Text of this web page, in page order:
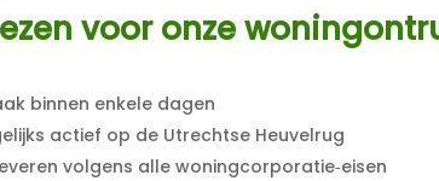
voor onze
binnen enkele dagen
actief op de Utrechtse Heuvelrug
volgens alle woningcorporatie‑eisen